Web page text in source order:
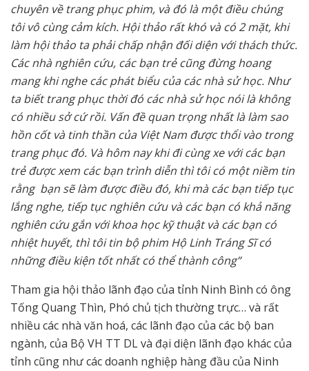
chuyên về trang phục phim, và đó là một điều chúng
tôi vô cùng cảm kích. Hội thảo rất khó và có 2 mặt, khi
làm hội thảo ta phải chấp nhận đối diện với thách thức.
Các nhà nghiên cứu, các bạn trẻ cũng đừng hoang
mang khi nghe các phát biểu của các nhà sử học. Như
ta biết trang phục thời đó các nhà sử học nói là không
có nhiều sở cứ rồi. Vấn đề quan trọng nhất là làm sao
hồn cốt và tinh thần của Việt Nam được thổi vào trong
trang phục đó. Và hôm nay khi đi cùng xe với các bạn
trẻ được xem các bạn trình diễn thì tôi có một niềm tin
rằng bạn sẽ làm được điều đó, khi mà các bạn tiếp tục
lắng nghe, tiếp tục nghiên cứu và các bạn có khả năng
nghiên cứu gắn với khoa học kỹ thuật và các bạn có
nhiệt huyết, thì tôi tin bộ phim Hộ Linh Tráng Sĩ có
những điều kiện tốt nhất có thể thành công”
Tham gia hội thảo lãnh đạo của tỉnh Ninh Bình có ông
Tống Quang Thìn, Phó chủ tịch thường trực… và rất
nhiều các nhà văn hoá, các lãnh đạo của các bộ ban
ngành, của Bộ VH TT DL và đại diện lãnh đạo khác của
tỉnh cũng như các doanh nghiệp hàng đầu của Ninh